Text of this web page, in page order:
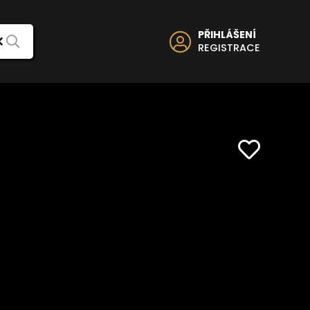
PŘIHLÁŠENÍ
REGISTRACE